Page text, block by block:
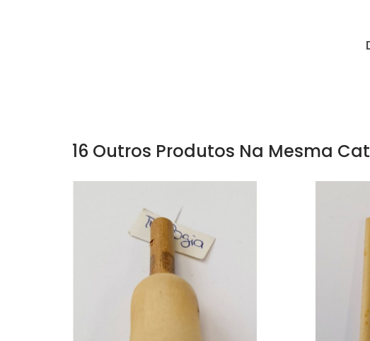
16 Outros Produtos Na Mesma